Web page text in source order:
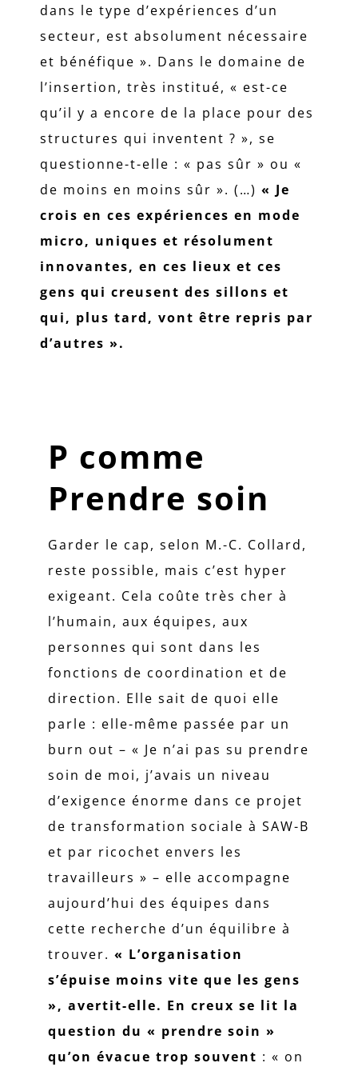
dans le type d’expériences d’un
secteur, est absolument nécessaire
et bénéfique ». Dans le domaine de
l’insertion, très institué, « est-ce
qu’il y a encore de la place pour des
structures qui inventent ? », se
questionne-t-elle : « pas sûr » ou «
de moins en moins sûr ». (…) « Je
crois en ces expériences en mode
micro, uniques et résolument
innovantes, en ces lieux et ces
gens qui creusent des sillons et
qui, plus tard, vont être repris par
d’autres ».
P comme
Prendre soin
Garder le cap, selon M.-C. Collard,
reste possible, mais c’est hyper
exigeant. Cela coûte très cher à
l’humain, aux équipes, aux
personnes qui sont dans les
fonctions de coordination et de
direction. Elle sait de quoi elle
parle : elle-même passée par un
burn out – « Je n’ai pas su prendre
soin de moi, j’avais un niveau
d’exigence énorme dans ce projet
de transformation sociale à SAW-B
et par ricochet envers les
travailleurs » – elle accompagne
aujourd’hui des équipes dans
cette recherche d’un équilibre à
trouver. « L’organisation
s’épuise moins vite que les gens
», avertit-elle. En creux se lit la
question du « prendre soin »
qu’on évacue trop souvent : « on